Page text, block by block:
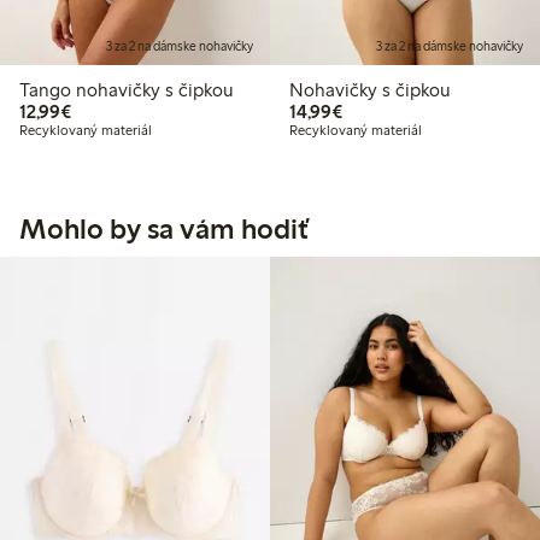
3 za 2 na dámske nohavičky
Tango nohavičky s čipkou
12,99€12,99 €
Recyklovaný materiál
3 za 2 na dámske nohavičky
Nohavičky s čipkou
14,99€14,99 €
Recyklovaný materiál
Mohlo by sa vám hodiť